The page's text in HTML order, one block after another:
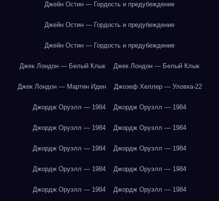
Джейн Остин — Гордость и предубеждение
Джейн Остин — Гордость и предубеждение
Джейн Остин — Гордость и предубеждение
Джек Лондон — Белый Клык Джек Лондон — Белый Клык
Джек Лондон — Мартин Иден Джозеф Хеллер — Уловка-22
Джордж Оруэлл — 1984 Джордж Оруэлл — 1984
Джордж Оруэлл — 1984 Джордж Оруэлл — 1984
Джордж Оруэлл — 1984 Джордж Оруэлл — 1984
Джордж Оруэлл — 1984 Джордж Оруэлл — 1984
Джордж Оруэлл — 1984 Джордж Оруэлл — 1984